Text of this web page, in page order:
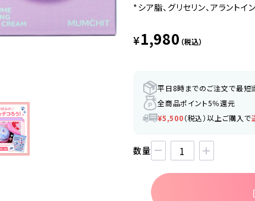
*シア脂、グリセリン、アラントイン
¥1,980 （税込）
平日8時までのご注文で最短
全商品ポイント5％還元
¥5,500（税込）以上ご購入で
数量